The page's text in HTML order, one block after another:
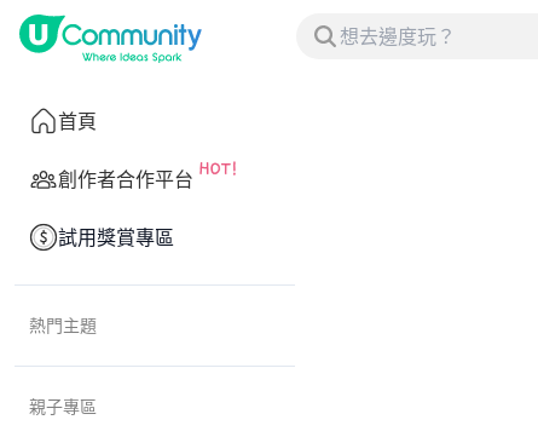
首頁
創作者合作平台
試用獎賞專區
熱門主題
親子專區